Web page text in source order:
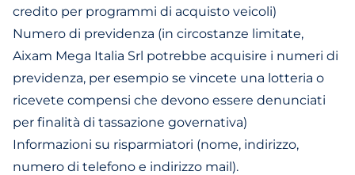
credito per programmi di acquisto veicoli)
Numero di previdenza (in circostanze limitate,
Aixam Mega Italia Srl potrebbe acquisire i numeri di
previdenza, per esempio se vincete una lotteria o
ricevete compensi che devono essere denunciati
per finalità di tassazione governativa)
Informazioni su risparmiatori (nome, indirizzo,
numero di telefono e indirizzo mail).